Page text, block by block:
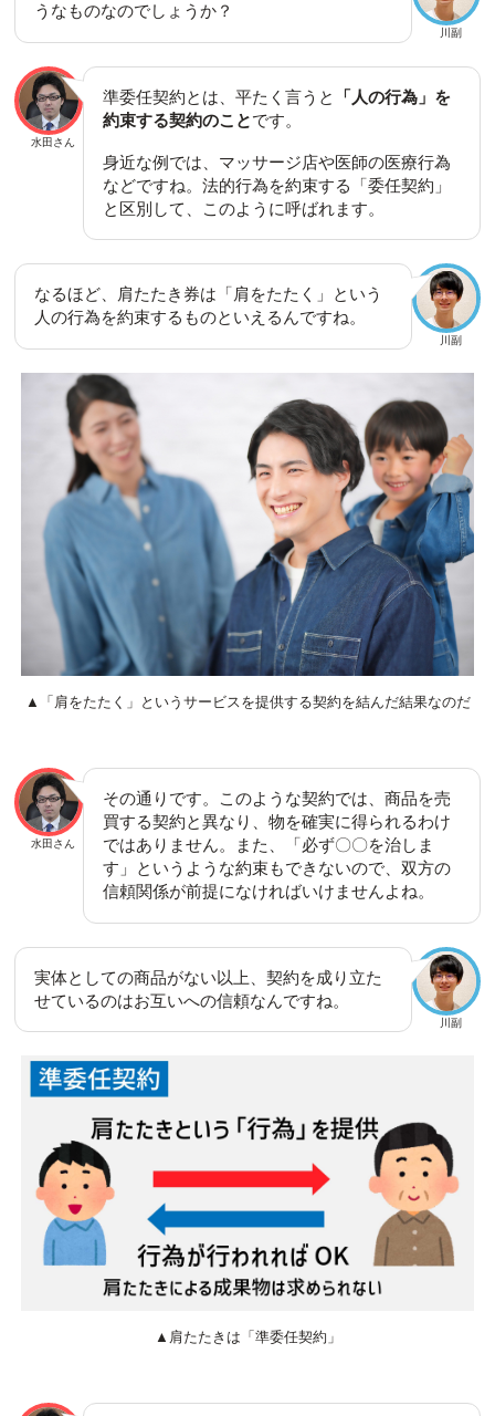
川副
うなものなのでしょうか？
水田さん
準委任契約とは、平たく言うと
「人の行為」を
約束する契約のことです。
身近な例では、マッサージ店や医師の医療行為
などですね。法的行為を約束する「委任契約」
と区別して、このように呼ばれます。
川副
なるほど、肩たたき券は「肩をたたく」という
人の行為を約束するものといえるんですね。
▲「肩をたたく」というサービスを提供する契約を結んだ結果なのだ
水田さん
その通りです。このような契約では、商品を売
買する契約と異なり、物を確実に得られるわけ
ではありません。また、「必ず〇〇を治しま
す」というような約束もできないので、双方の
信頼関係が前提になければいけませんよね。
川副
実体としての商品がない以上、契約を成り立た
せているのはお互いへの信頼なんですね。
▲肩たたきは「準委任契約」